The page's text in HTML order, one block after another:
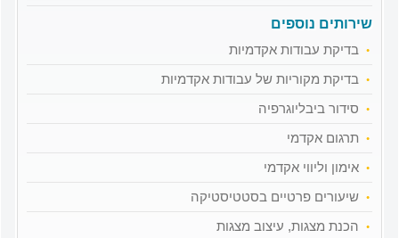
שירותים נוספים
בדיקת עבודות אקדמיות
בדיקת מקוריות של עבודות אקדמיות
סידור ביבליוגרפיה
תרגום אקדמי
אימון וליווי אקדמי
שיעורים פרטיים בסטטיסטיקה
הכנת מצגות, עיצוב מצגות